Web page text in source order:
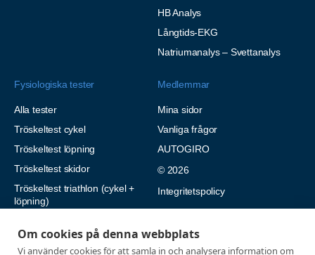
Om cookies på denna webbplats
Vi använder cookies för att samla in och analysera information om
HB Analys
Långtids-EKG
Natriumanalys – Svettanalys
Fysiologiska tester
Alla tester
Tröskeltest cykel
Tröskeltest löpning
Tröskeltest skidor
Tröskeltest triathlon (cykel +
löpning)
Tröskeltest Duo
Medlemmar
Mina sidor
Vanliga frågor
AUTOGIRO
© 2026
Integritetspolicy